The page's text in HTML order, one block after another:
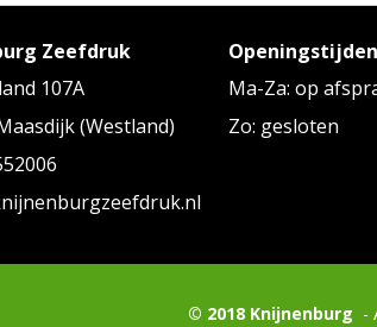
Anti-stress hart
Zeefdruk
107A
(Westland)
Openingstijden
Ma-Za: op
Zo: gesloten
© 2018 Knijnenburg -